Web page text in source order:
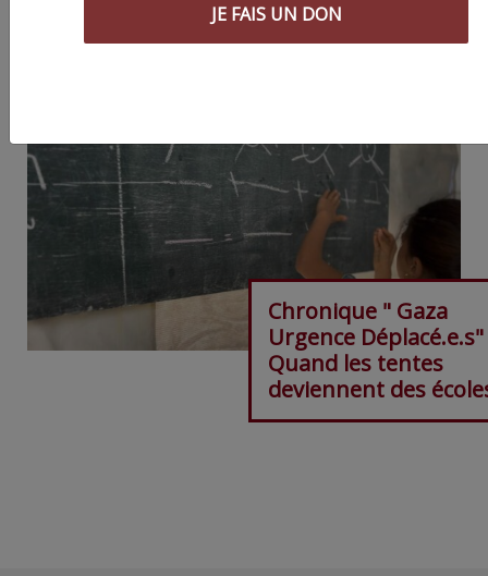
ARTICLE AGORA SUIVANT :
Chronique " Gaza
Urgence
Quand les tentes
deviennent des
JE FAIS UN DON